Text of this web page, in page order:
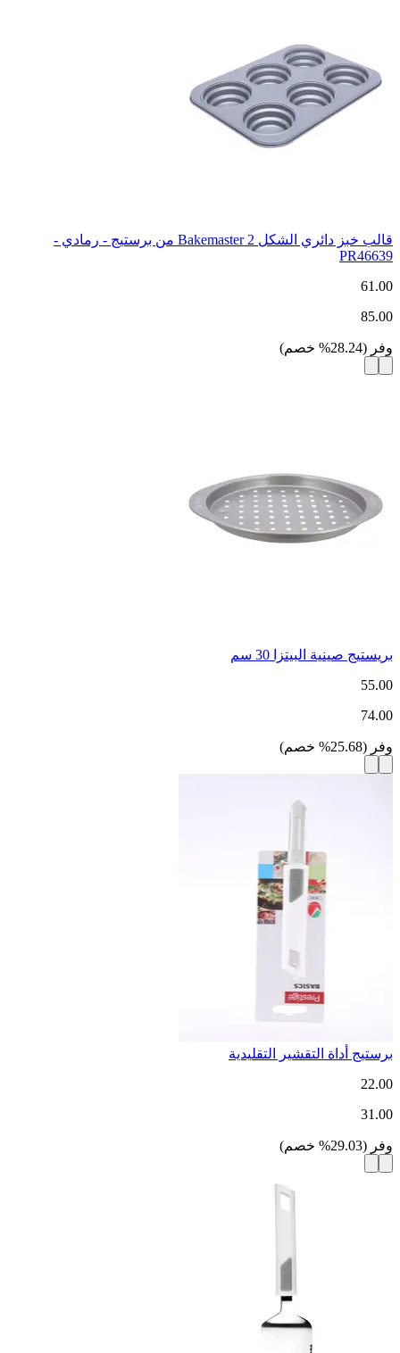
قالب خبز دائري الشكل Bakemaster 2 من برستيج - رمادي -
PR46639
61.00
85.00
وفر (
28.24
% خصم)
بريستيج صينية البيتزا 30 سم
55.00
74.00
وفر (
25.68
% خصم)
برستيج أداة التقشير التقليدية
22.00
31.00
وفر (
29.03
% خصم)